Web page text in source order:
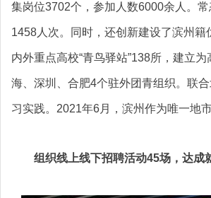
集岗位3702个，参加人数6000余人。
1458人次。同时，还创新建设了滨州
内外重点高校“青鸟驿站”138所，建立
海、深圳、合肥4个驻外团青组织。联
习实践。2021年6月，滨州作为唯一地
组织线上线下招聘活动45场，达成